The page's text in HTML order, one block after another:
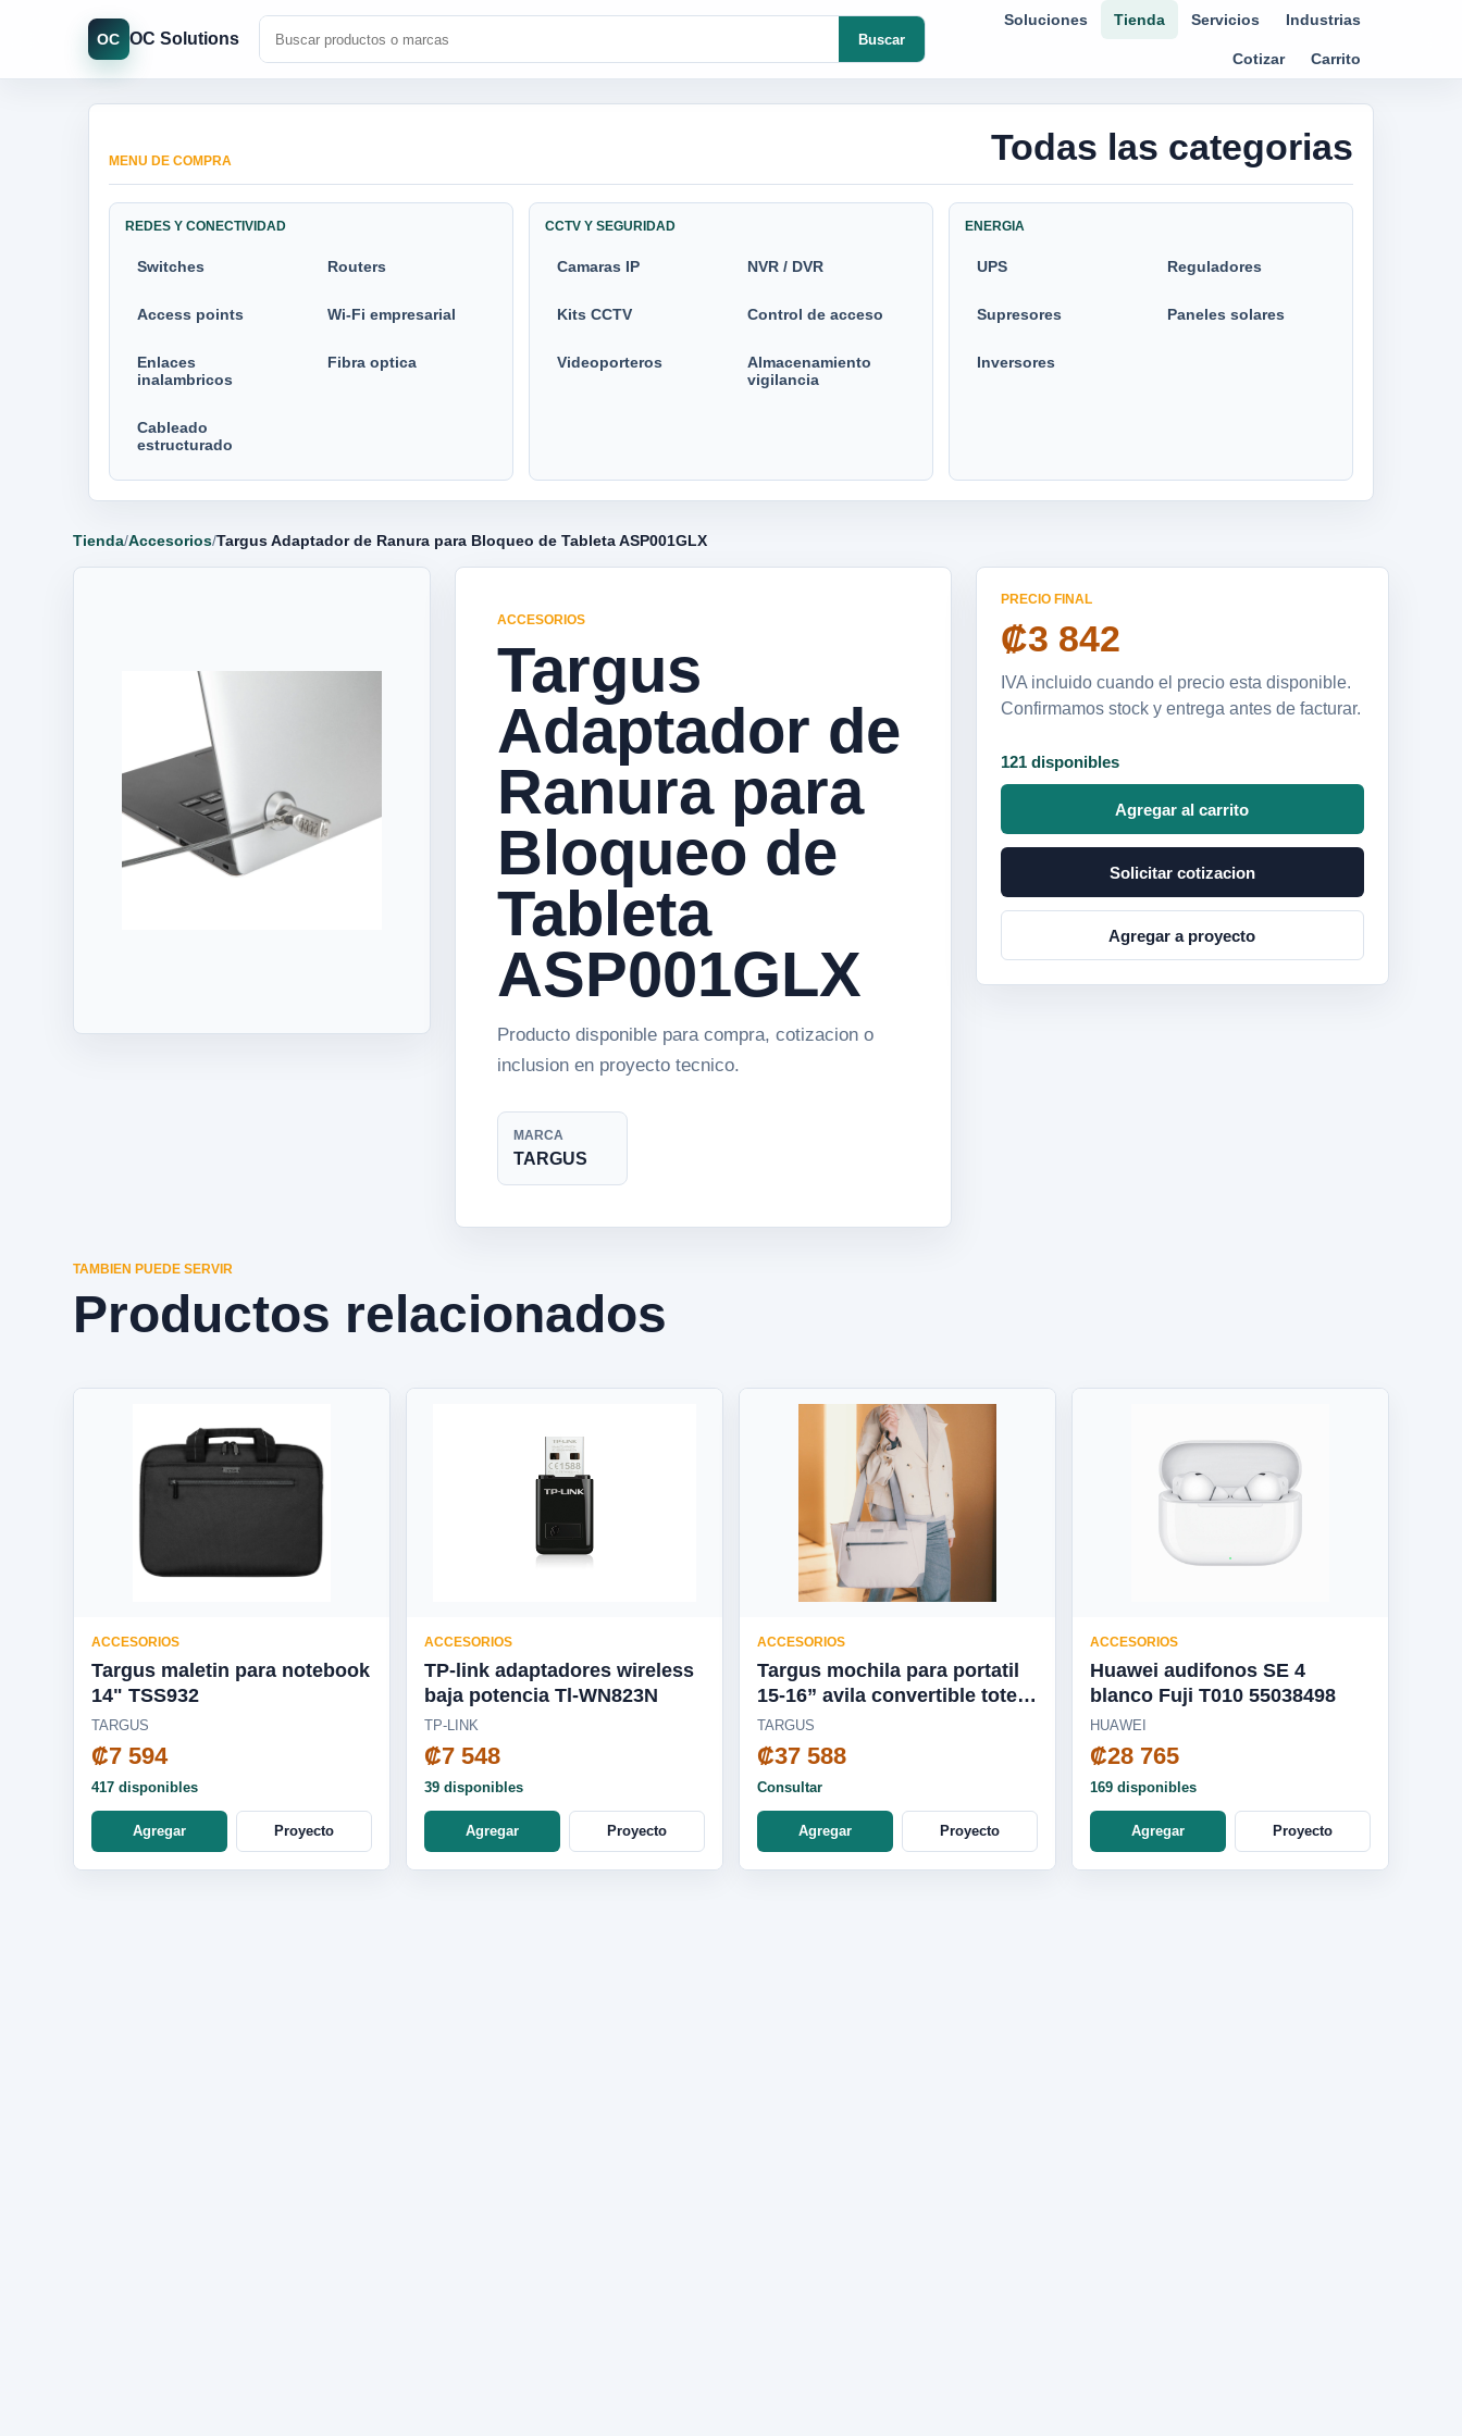
OC OC Solutions Buscar
Soluciones Tienda Servicios Industrias
Cotizar Carrito
MENU DE COMPRA Todas las categorias
REDES Y CONECTIVIDAD
Switches Routers
Access points Wi-Fi empresarial
Enlaces
inalambricos
Fibra optica
Cableado
estructurado
CCTV Y SEGURIDAD
Camaras IP NVR / DVR
Kits CCTV Control de acceso
Videoporteros
Almacenamiento
vigilancia
ENERGIA
UPS Reguladores
Supresores Paneles solares
Inversores
Tienda/Accesorios/Targus Adaptador de Ranura para Bloqueo de Tableta ASP001GLX
ACCESORIOS
Targus
Adaptador de
Ranura para
Bloqueo de
Tableta
ASP001GLX
Producto disponible para compra, cotizacion o
inclusion en proyecto tecnico.
MARCA
TARGUS
PRECIO FINAL
₡3 842
IVA incluido cuando el precio esta disponible.
Confirmamos stock y entrega antes de facturar.
121 disponibles
Agregar al carrito
Solicitar cotizacion
Agregar a proyecto
TAMBIEN PUEDE SERVIR
Productos relacionados
ACCESORIOS
Targus maletin para notebook
14" TSS932
TARGUS
₡7 594
417 disponibles
Agregar Proyecto
ACCESORIOS
TP-link adaptadores wireless
baja potencia Tl-WN823N
TP-LINK
₡7 548
39 disponibles
Agregar Proyecto
ACCESORIOS
Targus mochila para portatil
15-16” avila convertible tote
roble frances - TBA00113GL
TARGUS
₡37 588
Consultar
Agregar Proyecto
ACCESORIOS
Huawei audifonos SE 4
blanco Fuji T010 55038498
HUAWEI
₡28 765
169 disponibles
Agregar Proyecto